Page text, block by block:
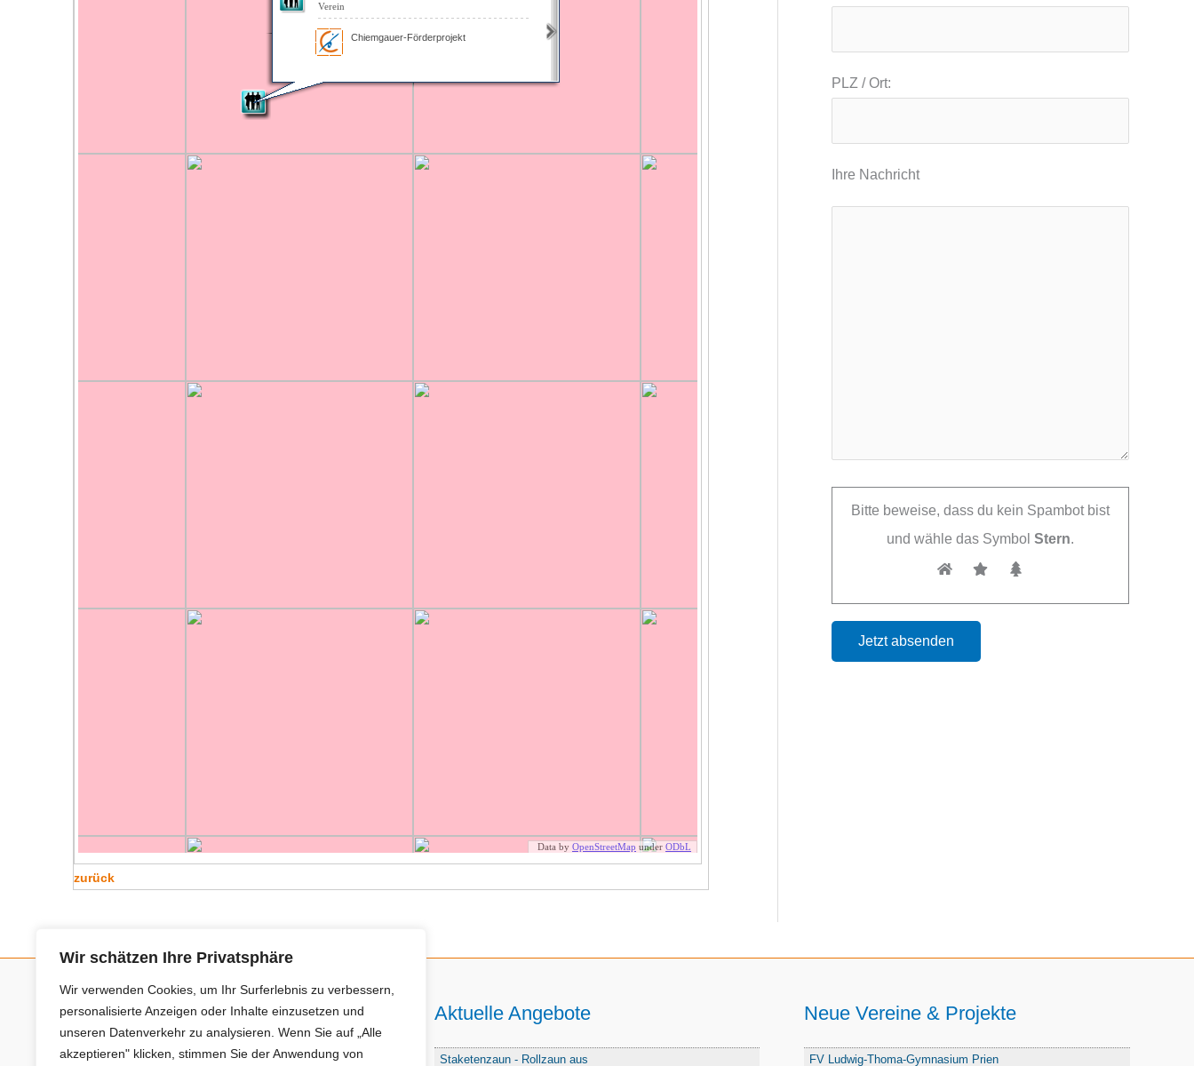
Wir schätzen Ihre Privatsphäre
Wir verwenden Cookies, um Ihr Surferlebnis zu verbessern,
personalisierte Anzeigen oder Inhalte einzusetzen und
unseren Datenverkehr zu analysieren. Wenn Sie auf „Alle
akzeptieren" klicken, stimmen Sie der Anwendung von
zurück
PLZ / Ort:
Ihre Nachricht
Bitte beweise, dass du kein Spambot bist
und wähle das Symbol Stern.
Neue Anbieter
Baum- und Bienenpflege Thullner
Aktuelle Angebote
Staketenzaun - Rollzaun aus
Neue Vereine & Projekte
FV Ludwig-Thoma-Gymnasium Prien